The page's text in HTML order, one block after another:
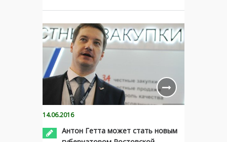
14.06.2016
Антон Гетта может стать новым